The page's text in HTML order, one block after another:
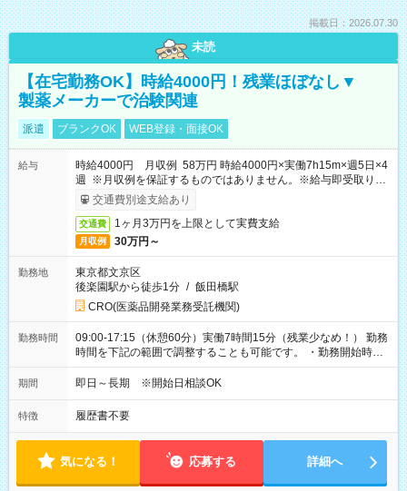
掲載日：2026.07.30
未読
【在宅勤務OK】時給4000円！残業ほぼなし▼
製薬メーカーで治験関連
派遣 ブランクOK WEB登録・面接OK
給与
時給4000円 月収例 58万円 時給4000円×実働7h15m×週5日×4
週 ※月収例を保証するものではありません。※給与即受取りサ
ービス利用可（利用条件有）
交通費別途支給あり
交通費 1ヶ月3万円を上限として実費支給
月収例 30万円～
勤務地
東京都文京区
後楽園駅から徒歩1分 / 飯田橋駅
CRO(医薬品開発業務受託機関)
勤務時間
09:00-17:15（休憩60分）実働7時間15分（残業少なめ！） 勤務
時間を下記の範囲で調整することも可能です。 ・勤務開始時
間 09:00～10:00 ・勤務終了時間 16:00～17:15 ・実働
05:00～07:15
期間 即日～長期 ※開始日相談OK
特徴 履歴書不要
気になる！ 応募する 詳細へ